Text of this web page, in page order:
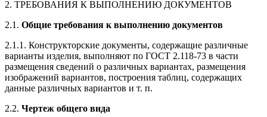
2. ТРЕБОВАНИЯ К ВЫПОЛНЕНИЮ ДОКУМЕНТОВ
2.1. Общие требования к выполнению документов
2.1.1. Конструкторские документы, содержащие различные
варианты изделия, выполняют по ГОСТ 2.118-73 в части
размещения сведений о различных вариантах, размещения
изображений вариантов, построения таблиц, содержащих
данные различных вариантов и т. п.
2.2. Чертеж общего вида